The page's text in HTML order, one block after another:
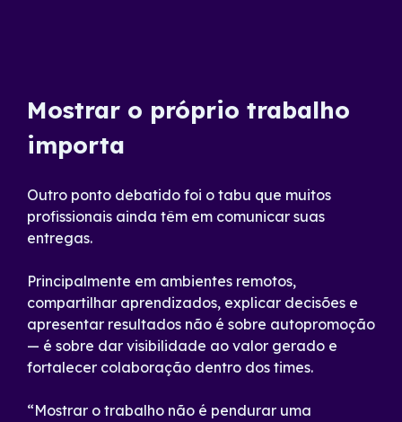
Mostrar o próprio trabalho
importa
Outro ponto debatido foi o tabu que muitos
profissionais ainda têm em comunicar suas
entregas.
Principalmente em ambientes remotos,
compartilhar aprendizados, explicar decisões e
apresentar resultados não é sobre autopromoção
— é sobre dar visibilidade ao valor gerado e
fortalecer colaboração dentro dos times.
“Mostrar o trabalho não é pendurar uma